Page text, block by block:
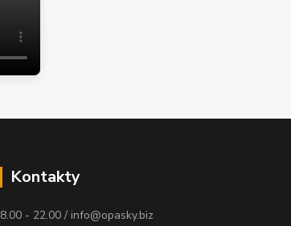
Kontakty
8.00 - 22.00 / info@opasky.biz